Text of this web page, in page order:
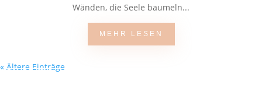
Wänden, die Seele baumeln...
MEHR LESEN
« Ältere Einträge